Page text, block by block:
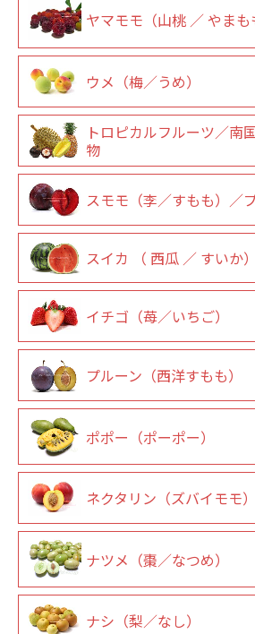
ヤマモモ（山桃 ／ やまも
ウメ（梅／うめ）
トロピカルフルーツ／南
物
スモモ（李／すもも）／
スイカ （ 西瓜 ／ すいか）
イチゴ（苺／いちご）
プルーン（西洋すもも）
ポポー（ポーポー）
ネクタリン（ズバイモモ）
ナツメ（棗／なつめ）
ナシ（梨／なし）